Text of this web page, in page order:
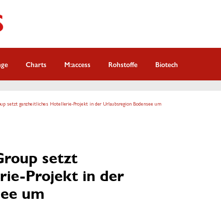
Charts M:access Rohstoffe Biotech
setzt ganzheitliches Hotellerie-Projekt in der Urlaubsregion Bodensee um
setzt
Projekt in der
um